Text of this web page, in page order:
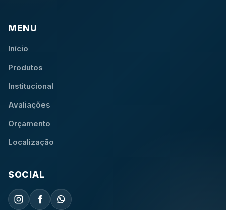
MENU
Início
Produtos
Institucional
Avaliações
Orçamento
Localização
SOCIAL